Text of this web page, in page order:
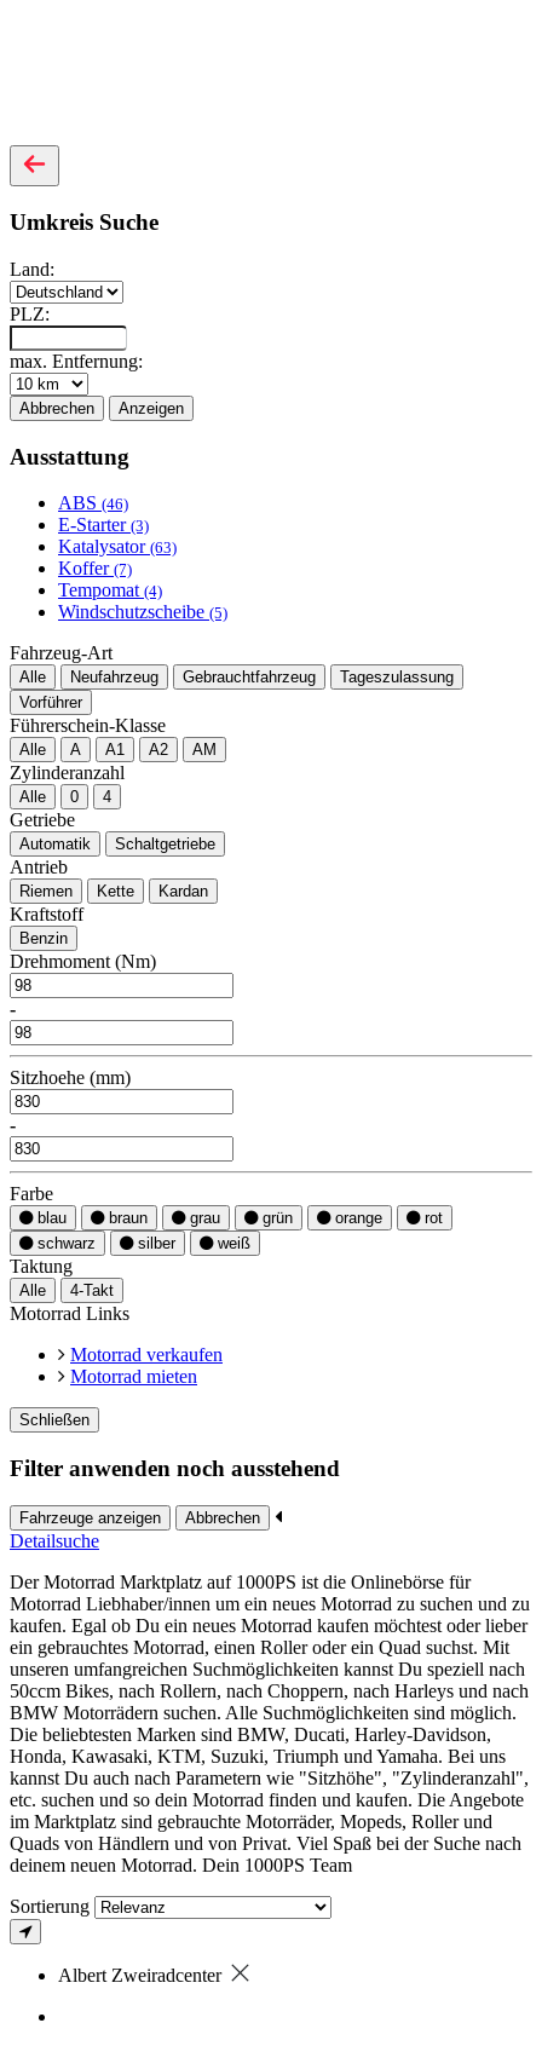
Umkreis Suche
Land:
PLZ:
max. Entfernung:
Abbrechen Anzeigen
Ausstattung
ABS (46)
E-Starter (3)
Katalysator (63)
Koffer (7)
Tempomat (4)
Windschutzscheibe (5)
Fahrzeug-Art
Alle Neufahrzeug Gebrauchtfahrzeug
Tageszulassung
Vorführer
Führerschein-Klasse
Alle A A1 A2 AM
Zylinderanzahl
Alle 0 4
Getriebe
Automatik Schaltgetriebe
Antrieb
Riemen Kette Kardan
Kraftstoff
Benzin
Drehmoment (Nm)
-
Sitzhoehe (mm)
-
Farbe
blau braun grau grün orange
rot
schwarz
silber weiß
Taktung
Alle 4-Takt
Motorrad Links
Motorrad verkaufen
Motorrad mieten
Schließen
Filter anwenden noch ausstehend
Fahrzeuge anzeigen Abbrechen
Detailsuche
Der Motorrad Marktplatz auf 1000PS ist die Onlinebörse für
Motorrad Liebhaber/innen um ein neues Motorrad zu suchen und zu
kaufen. Egal ob Du ein neues Motorrad kaufen möchtest oder lieber
ein gebrauchtes Motorrad, einen Roller oder ein Quad suchst. Mit
unseren umfangreichen Suchmöglichkeiten kannst Du speziell nach
50ccm Bikes, nach Rollern, nach Choppern, nach Harleys und nach
BMW Motorrädern suchen. Alle Suchmöglichkeiten sind möglich.
Die beliebtesten Marken sind BMW, Ducati, Harley-Davidson,
Honda, Kawasaki, KTM, Suzuki, Triumph und Yamaha. Bei uns
kannst Du auch nach Parametern wie "Sitzhöhe", "Zylinderanzahl",
etc. suchen und so dein Motorrad finden und kaufen. Die Angebote
im Marktplatz sind gebrauchte Motorräder, Mopeds, Roller und
Quads von Händlern und von Privat. Viel Spaß bei der Suche nach
deinem neuen Motorrad. Dein 1000PS Team
Sortierung
Albert Zweiradcenter